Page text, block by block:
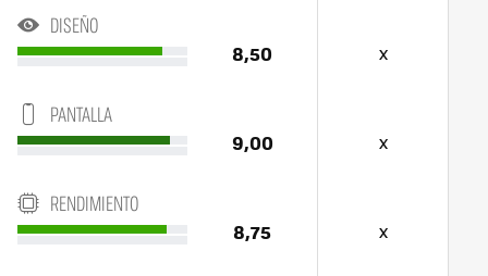
DISEÑO
8,50 x
PANTALLA
9,00 x
RENDIMIENTO
8,75 x